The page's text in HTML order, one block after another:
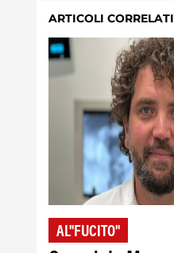
ARTICOLI CORRELATI
AL"FUCITO"